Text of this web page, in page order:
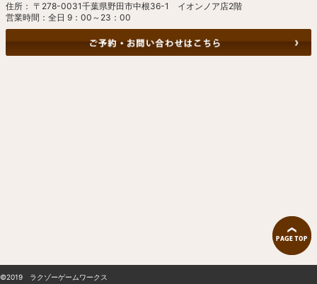
住所： 〒278-0031千葉県野田市中根36-1 イオンノア店2階
営業時間：全日 9：00～23：00
©2019 ラクゾーゲームワークス